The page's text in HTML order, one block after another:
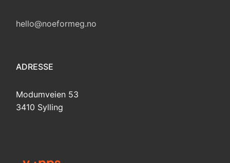
hello@noeformeg.no
ADRESSE
Modumveien 53
3410 Sylling